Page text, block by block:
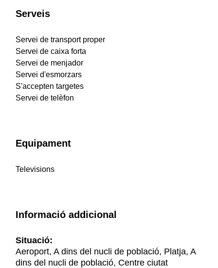
Serveis
Servei de transport proper
Servei de caixa forta
Servei de menjador
Servei d'esmorzars
S'accepten targetes
Servei de telèfon
Equipament
Televisions
Informació addicional
Situació:
Aeroport, A dins del nucli de població, Platja, A
dins del nucli de població, Centre ciutat